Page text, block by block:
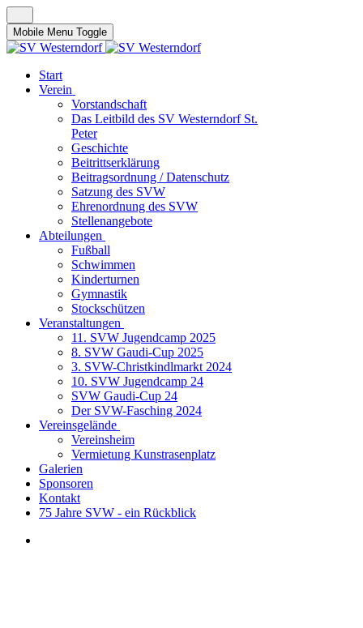
Mobile Menu Toggle
Start
Verein
Vorstandschaft
Das Leitbild des SV Westerndorf St.
Peter
Geschichte
Beitrittserklärung
Beitragsordnung / Datenschutz
Satzung des SVW
Ehrenordnung des SVW
Stellenangebote
Abteilungen
Fußball
Schwimmen
Kinderturnen
Gymnastik
Stockschützen
Veranstaltungen
11. SVW Jugendcamp 2025
8. SVW Gaudi-Cup 2025
3. SVW-Christkindlmarkt 2024
10. SVW Jugendcamp 24
SVW Gaudi-Cup 24
Der SVW-Fasching 2024
Vereinsgelände
Vereinsheim
Vermietung Kunstrasenplatz
Galerien
Sponsoren
Kontakt
75 Jahre SVW - ein Rückblick